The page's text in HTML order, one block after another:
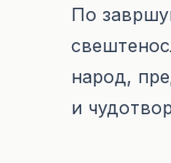
По
народ,
и